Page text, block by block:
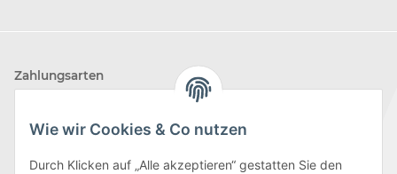
Wie wir Cookies & Co nutzen
Durch Klicken auf „Alle akzeptieren“ gestatten Sie den
Zahlungsarten